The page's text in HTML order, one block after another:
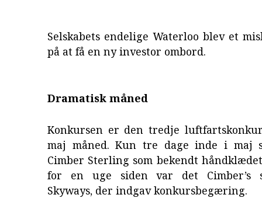
Selskabets endelige Waterloo blev et
på at få en ny investor ombord.
Dramatisk måned
Konkursen er den tredje
maj måned. Kun tre dage inde i maj
Cimber Sterling som bekendt
for en uge siden var det Cimber’s
Skyways, der indgav konkursbegæring.